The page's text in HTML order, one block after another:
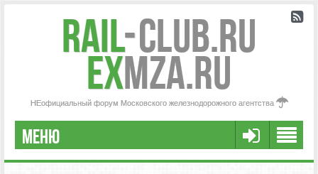
Rail-Club.RU
exMZA.RU
НЕофициальный форум Московского железнодорожного агентства
МЕНЮ
РЕГИСТРАЦИЯ